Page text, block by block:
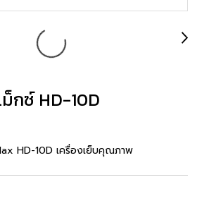
กซ์ HD-10D
HD-10D เครื่องเย็บคุณภาพ